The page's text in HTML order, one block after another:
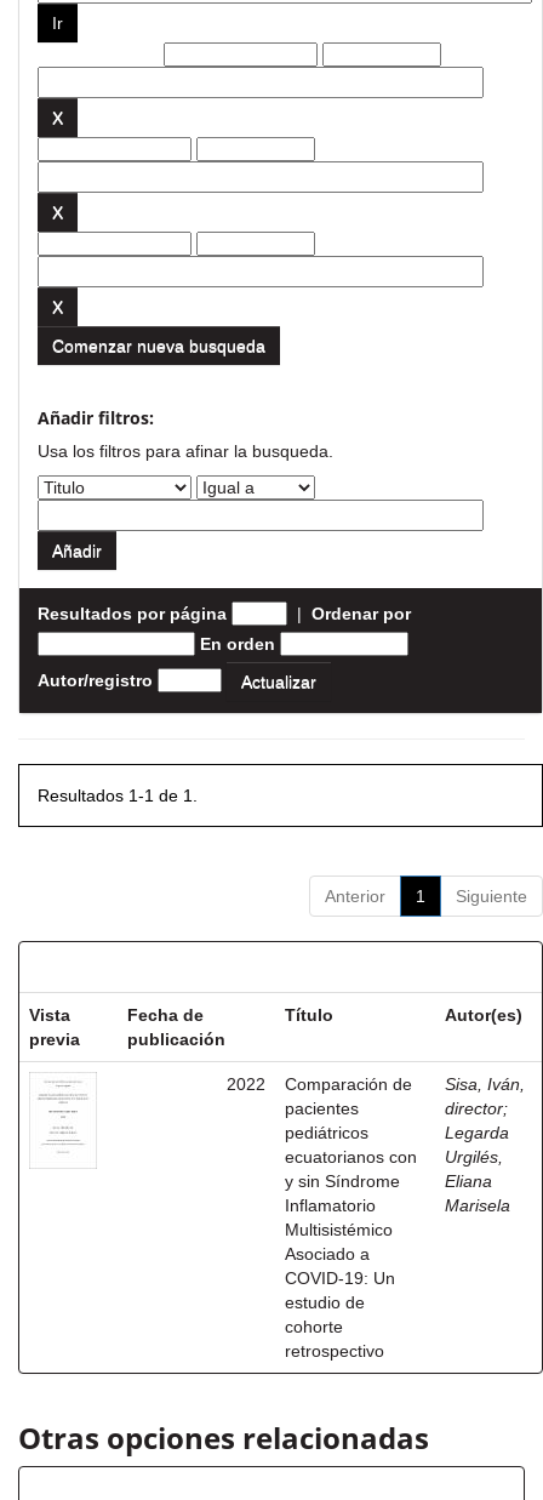
Comenzar nueva busqueda
Añadir filtros:
Usa los filtros para afinar la busqueda.
Resultados por página | Ordenar por
En orden
Autor/registro
Resultados 1-1 de 1.
Anterior 1 Siguiente
Vista
previa
Fecha de
publicación
Título Autor(es)
2022
Comparación de
pacientes
pediátricos
ecuatorianos con
y sin Síndrome
Inflamatorio
Multisistémico
Asociado a
COVID-19: Un
estudio de
cohorte
retrospectivo
Sisa, Iván,
director;
Legarda
Urgilés,
Eliana
Marisela
Otras opciones relacionadas